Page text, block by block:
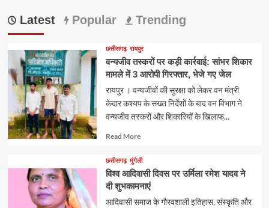
Latest Popular Trending
छत्तीसगढ़ रायपुर
वन्यजीव तस्करों पर कड़ी कार्रवाई: सांभर शिकार
मामले में 3 आरोपी गिरफ्तार, भेजे गए जेल
रायपुर । वन्यजीवों की सुरक्षा को लेकर वन मंत्री
केदार कश्यप के सख्त निर्देशों के बाद वन विभाग ने
वन्यजीव तस्करों और शिकारियों के खिलाफ...
Read MoreRead
about
छत्तीसगढ़ मुंगेली
विश्व आदिवासी दिवस पर उर्मिला रमेश यादव ने
दी शुभकामनाएं
आदिवासी समाज के गौरवशाली इतिहास, संस्कृति और